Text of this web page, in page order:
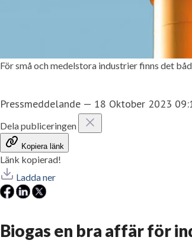
För små och medelstora industrier finns det
Pressmeddelande — 18 Oktober 2023
Dela publiceringen
Kopiera länk
Länk kopierad!
Ladda ner
Biogas en bra affär för